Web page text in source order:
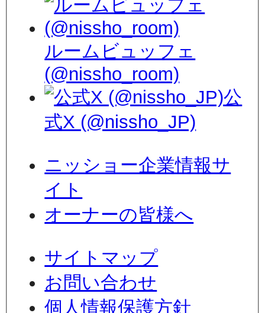
ルームビュッフェ
(@nissho_room)
公
式X (@nissho_JP)
ニッショー企業情報サ
イト
オーナーの皆様へ
サイトマップ
お問い合わせ
個人情報保護方針